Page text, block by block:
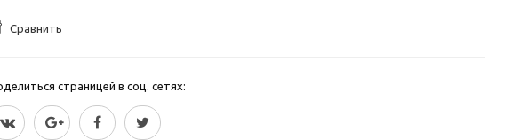
Сравнить
страницей в соц. сетях: